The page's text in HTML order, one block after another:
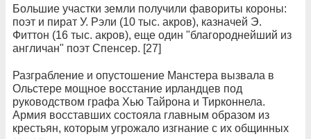
Большие участки земли получили фавориты короны:
поэт и пират У. Рэли (10 тыс. акров), казначей Э.
Фиттон (16 тыс. акров), еще один "благороднейший из
англичан" поэт Спенсер. [27]
Разграбление и опустошение Манстера вызвала в
Ольстере мощное восстание ирландцев под
руководством графа Хью Тайрона и Тирконнела.
Армия восставших состояла главным образом из
крестьян, которым угрожало изгнание с их общинных